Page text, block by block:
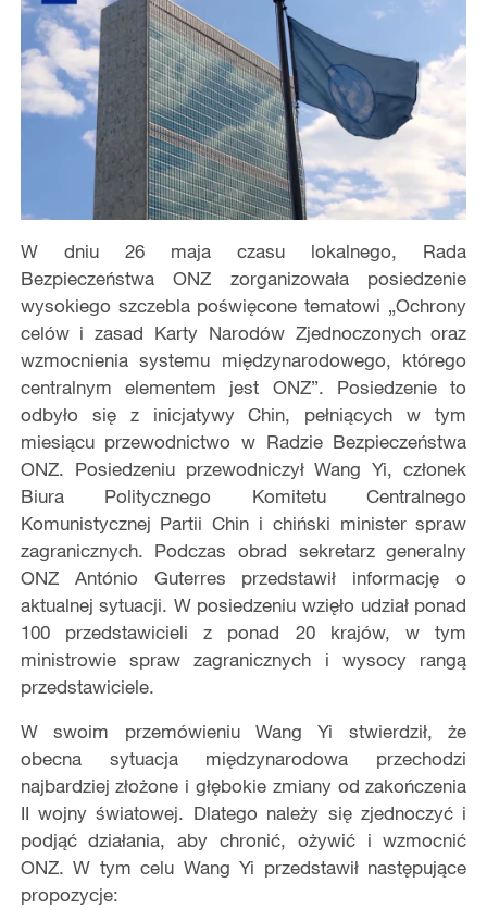
W dniu 26 maja czasu lokalnego, Rada
Bezpieczeństwa ONZ zorganizowała posiedzenie
wysokiego szczebla poświęcone tematowi „Ochrony
celów i zasad Karty Narodów Zjednoczonych oraz
wzmocnienia systemu międzynarodowego, którego
centralnym elementem jest ONZ”. Posiedzenie to
odbyło się z inicjatywy Chin, pełniących w tym
miesiącu przewodnictwo w Radzie Bezpieczeństwa
ONZ. Posiedzeniu przewodniczył Wang Yi, członek
Biura Politycznego Komitetu Centralnego
Komunistycznej Partii Chin i chiński minister spraw
zagranicznych. Podczas obrad sekretarz generalny
ONZ António Guterres przedstawił informację o
aktualnej sytuacji. W posiedzeniu wzięło udział ponad
100 przedstawicieli z ponad 20 krajów, w tym
ministrowie spraw zagranicznych i wysocy rangą
przedstawiciele.
W swoim przemówieniu Wang Yi stwierdził, że
obecna sytuacja międzynarodowa przechodzi
najbardziej złożone i głębokie zmiany od zakończenia
II wojny światowej. Dlatego należy się zjednoczyć i
podjąć działania, aby chronić, ożywić i wzmocnić
ONZ. W tym celu Wang Yi przedstawił następujące
propozycje: